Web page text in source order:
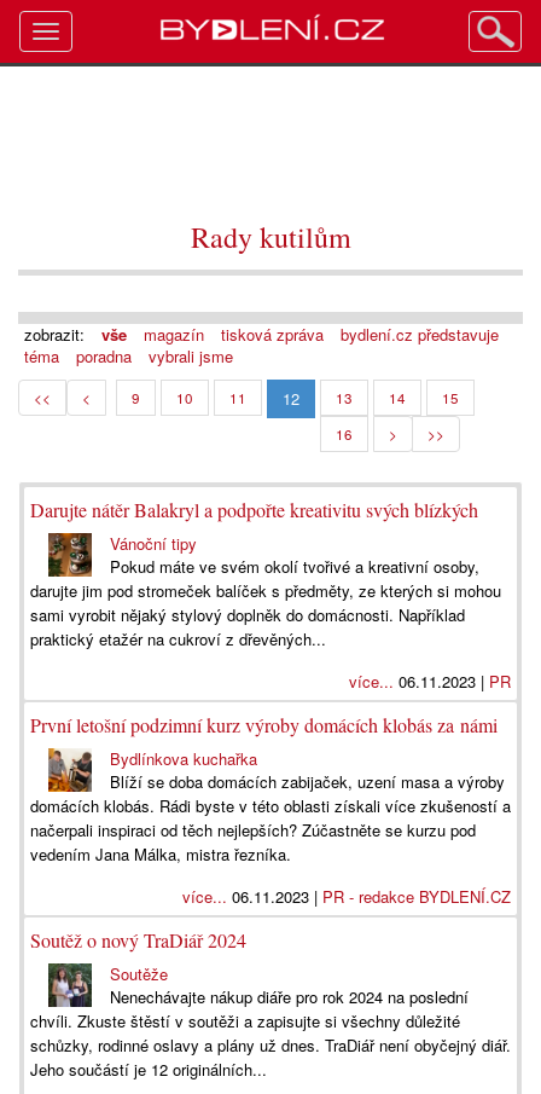
Rady kutilům
zobrazit: vše magazín tisková zpráva
bydlení.cz představuje
téma
poradna vybrali jsme
<< < 9 10 11 12 13 14
15
16
> >>
Darujte nátěr Balakryl a podpořte kreativitu svých blízkých
Vánoční tipy
Pokud máte ve svém okolí tvořivé a kreativní osoby,
darujte jim pod stromeček balíček s předměty, ze kterých si mohou
sami vyrobit nějaký stylový doplněk do domácnosti. Například
praktický etažér na cukroví z dřevěných...
více... 06.11.2023 | PR
První letošní podzimní kurz výroby domácích klobás za námi
Bydlínkova kuchařka
Blíží se doba domácích zabijaček, uzení masa a výroby
domácích klobás. Rádi byste v této oblasti získali více zkušeností a
načerpali inspiraci od těch nejlepších? Zúčastněte se kurzu pod
vedením Jana Málka, mistra řezníka.
více... 06.11.2023 | PR - redakce BYDLENÍ.CZ
Soutěž o nový TraDiář 2024
Soutěže
Nenechávajte nákup diáře pro rok 2024 na poslední
chvíli. Zkuste štěstí v soutěži a zapisujte si všechny důležité
schůzky, rodinné oslavy a plány už dnes. TraDiář není obyčejný diář.
Jeho součástí je 12 originálních...
Toggle
navigation